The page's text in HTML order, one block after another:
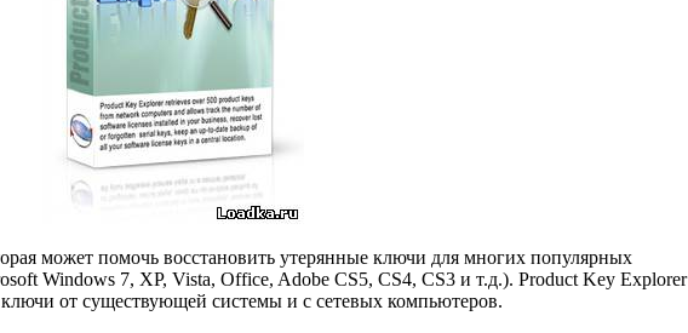
может помочь восстановить утерянные ключи для многих популярных
Windows 7, XP, Vista, Office, Adobe CS5, CS4, CS3 и т.д.). Product Key Explorer
от существующей системы и с сетевых компьютеров.